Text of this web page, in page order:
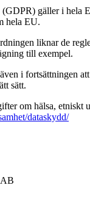
gäller i hela
hela EU.
liknar de
till exempel.
i fortsättningen
sätt.
om hälsa, etniskt
dataskydd/